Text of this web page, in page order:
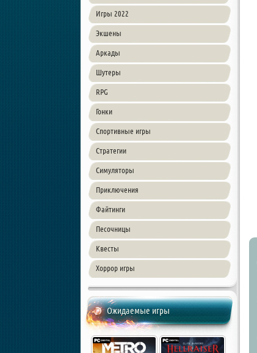
Игры 2022
Экшены
Аркады
Шутеры
RPG
Гонки
Спортивные игры
Стратегии
Симуляторы
Приключения
Файтинги
Песочницы
Квесты
Хоррор игры
Ожидаемые игры